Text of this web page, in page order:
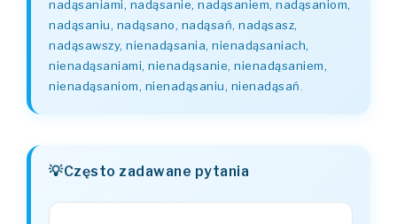
nadąsaniami, nadąsanie, nadąsaniem, nadąsaniom,
nadąsaniu, nadąsano, nadąsań, nadąsasz,
nadąsawszy, nienadąsania, nienadąsaniach,
nienadąsaniami, nienadąsanie, nienadąsaniem,
nienadąsaniom, nienadąsaniu, nienadąsań
Często zadawane pytania